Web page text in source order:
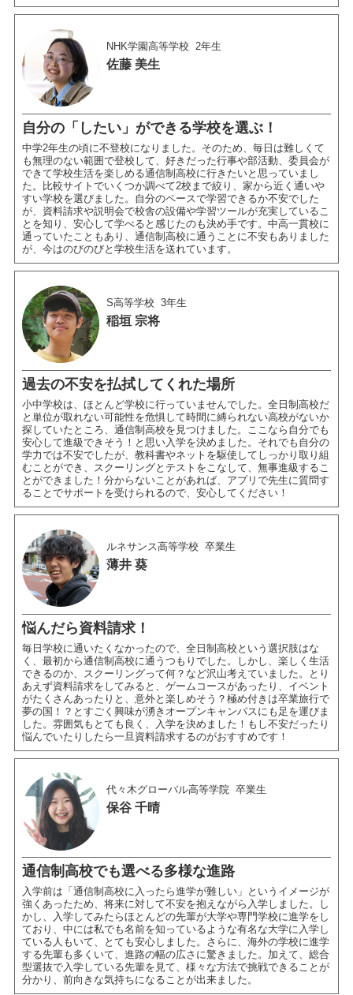
NHK学園高等学校 2年生
佐藤 美生
自分の「したい」ができる学校を選ぶ！
中学2年生の頃に不登校になりました。そのため、毎日は難しくて
も無理のない範囲で登校して、好きだった行事や部活動、委員会が
できて学校生活を楽しめる通信制高校に行きたいと思っていまし
た。比較サイトでいくつか調べて2校まで絞り、家から近く通いや
すい学校を選びました。自分のペースで学習できるか不安でした
が、資料請求や説明会で校舎の設備や学習ツールが充実しているこ
とを知り、安心して学べると感じたのも決め手です。中高一貫校に
通っていたこともあり、通信制高校に通うことに不安もありました
が、今はのびのびと学校生活を送れています。
S高等学校 3年生
稲垣 宗将
過去の不安を払拭してくれた場所
小中学校は、ほとんど学校に行っていませんでした。全日制高校だ
と単位が取れない可能性を危惧して時間に縛られない高校がないか
探していたところ、通信制高校を見つけました。ここなら自分でも
安心して進級できそう！と思い入学を決めました。それでも自分の
学力では不安でしたが、教科書やネットを駆使してしっかり取り組
むことができ、スクーリングとテストをこなして、無事進級するこ
とができました！分からないことがあれば、アプリで先生に質問す
ることでサポートを受けられるので、安心してください！
ルネサンス高等学校 卒業生
薄井 葵
悩んだら資料請求！
毎日学校に通いたくなかったので、全日制高校という選択肢はな
く、最初から通信制高校に通うつもりでした。しかし、楽しく生活
できるのか、スクーリングって何？など沢山考えていました。とり
あえず資料請求をしてみると、ゲームコースがあったり、イベント
がたくさんあったりと、意外と楽しめそう？極め付きは卒業旅行で
夢の国！？とすごく興味が湧きオープンキャンパスにも足を運びま
した。雰囲気もとても良く、入学を決めました！もし不安だったり
悩んでいたりしたら一旦資料請求するのがおすすめです！
代々木グローバル高等学院 卒業生
保谷 千晴
通信制高校でも選べる多様な進路
入学前は「通信制高校に入ったら進学が難しい」というイメージが
強くあったため、将来に対して不安を抱えながら入学しました。し
かし、入学してみたらほとんどの先輩が大学や専門学校に進学をし
ており、中には私でも名前を知っているような有名な大学に入学し
ている人もいて、とても安心しました。さらに、海外の学校に進学
する先輩も多くいて、進路の幅の広さに驚きました。加えて、総合
型選抜で入学している先輩を見て、様々な方法で挑戦できることが
分かり、前向きな気持ちになることが出来ました。